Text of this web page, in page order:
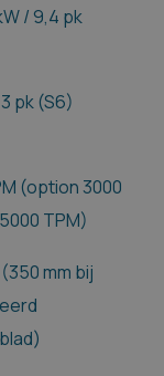
/ 9,4 pk
pk (S6)
(option 3000
TPM)
mm bij